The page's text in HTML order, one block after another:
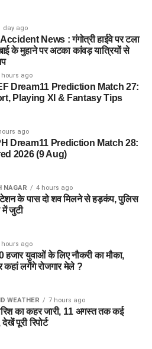
day ago
News : गंगोत्री हाईवे पर टला
के मुहाने पर अटका कांवड़ यात्रियों से
hours ago
Dream11 Prediction Match 27:
Playing XI & Fantasy Tips
ago
Dream11 Prediction Match 28:
2026 (9 Aug)
NAGAR 4 hours ago
के पास दो शव मिलने से हड़कंप, पुलिस
में जुटी
hours ago
हजार युवाओं के लिए नौकरी का मौका,
कहां लगेंगे रोजगार मेले ?
WEATHER 7 hours ago
का कहर जारी, 11 अगस्त तक कई
पूरी रिपोर्ट